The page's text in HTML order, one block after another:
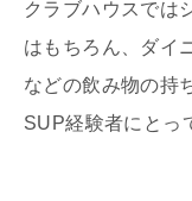
クラブハウスでは
はもちろん、ダイ
などの飲み物の持
SUP経験者にとっ